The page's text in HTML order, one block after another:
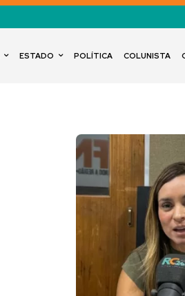
ESTADO POLÍTICA COLUNISTA